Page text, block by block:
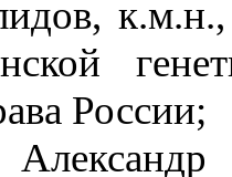
России;
Александр